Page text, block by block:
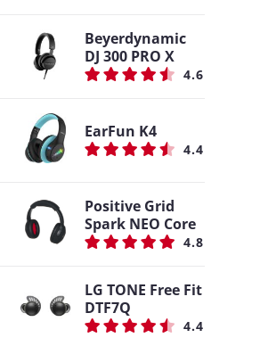
Beyerdynamic
DJ 300 PRO X
4.6
EarFun K4
4.4
Positive Grid
Spark NEO Core
4.8
LG TONE Free Fit
DTF7Q
4.4